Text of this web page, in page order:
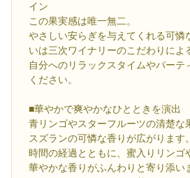
イン
この果実感は唯一無二。
やさしい安らぎを与えてくれる可憐
いは三次ワイナリーのこだわりによ
自分へのリラックスタイムやパーテ
ください。
■華やかで爽やかなひとときを演出
青リンゴやスターフルーツの清楚な
スズランの可憐な香りが広がります。
時間の経過とともに、蜜入りリンゴ
華やかな香りがふんわりと寄り添い